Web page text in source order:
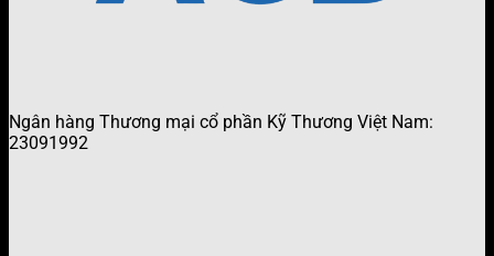
Ngân hàng Thương mại cổ phần Kỹ Thương Việt Nam:
23091992